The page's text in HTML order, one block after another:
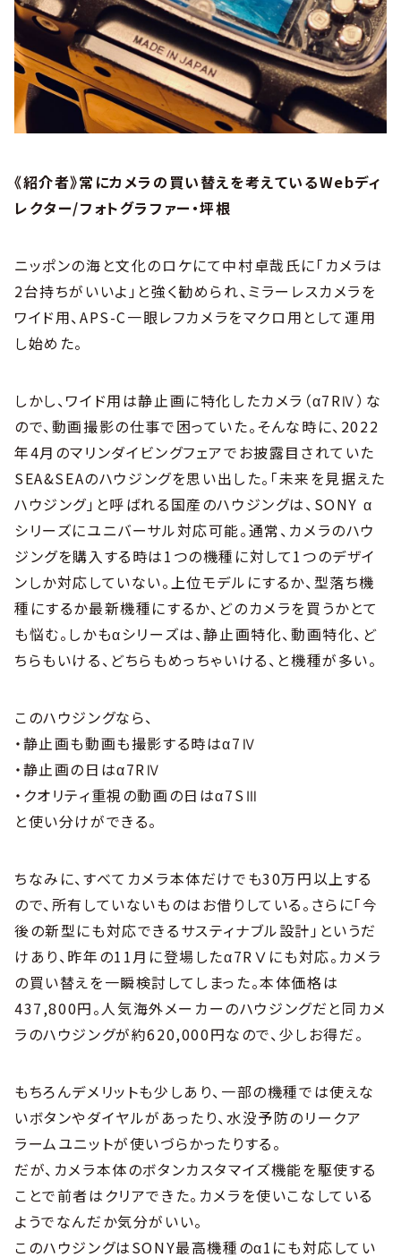
《紹介者》常にカメラの買い替えを考えているWebディ
レクター/フォトグラファー・坪根
ニッポンの海と文化のロケにて中村卓哉氏に「カメラは
2台持ちがいいよ」と強く勧められ、ミラーレスカメラを
ワイド用、APS-C一眼レフカメラをマクロ用として運用
し始めた。
しかし、ワイド用は静止画に特化したカメラ（α7RⅣ）な
ので、動画撮影の仕事で困っていた。そんな時に、2022
年4月のマリンダイビングフェアでお披露目されていた
SEA&SEAのハウジングを思い出した。「未来を見据えた
ハウジング」と呼ばれる国産のハウジングは、SONY α
シリーズにユニバーサル対応可能。通常、カメラのハウ
ジングを購入する時は1つの機種に対して1つのデザイ
ンしか対応していない。上位モデルにするか、型落ち機
種にするか最新機種にするか、どのカメラを買うかとて
も悩む。しかもαシリーズは、静止画特化、動画特化、ど
ちらもいける、どちらもめっちゃいける、と機種が多い。
このハウジングなら、
・静止画も動画も撮影する時はα7Ⅳ
・静止画の日はα7RⅣ
・クオリティ重視の動画の日はα7SⅢ
と使い分けができる。
ちなみに、すべてカメラ本体だけでも30万円以上する
ので、所有していないものはお借りしている。さらに「今
後の新型にも対応できるサスティナブル設計」というだ
けあり、昨年の11月に登場したα7RⅤにも対応。カメラ
の買い替えを一瞬検討してしまった。本体価格は
437,800円。人気海外メーカーのハウジングだと同カメ
ラのハウジングが約620,000円なので、少しお得だ。
もちろんデメリットも少しあり、一部の機種では使えな
いボタンやダイヤルがあったり、水没予防のリークア
ラームユニットが使いづらかったりする。
だが、カメラ本体のボタンカスタマイズ機能を駆使する
ことで前者はクリアできた。カメラを使いこなしている
ようでなんだか気分がいい。
このハウジングはSONY最高機種のα1にも対応してい